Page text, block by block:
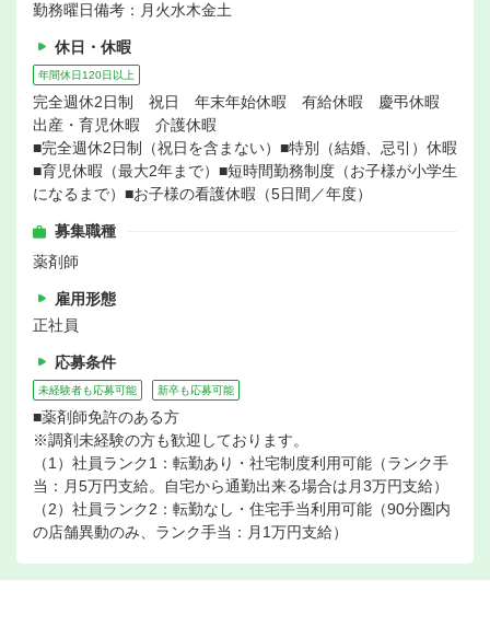
勤務曜日備考：月火水木金土
休日・休暇
年間休日120日以上
完全週休2日制 祝日 年末年始休暇 有給休暇 慶弔休暇
出産・育児休暇 介護休暇
■完全週休2日制（祝日を含まない）■特別（結婚、忌引）休暇
■育児休暇（最大2年まで）■短時間勤務制度（お子様が小学生
になるまで）■お子様の看護休暇（5日間／年度）
募集職種
薬剤師
雇用形態
正社員
応募条件
未経験者も応募可能 新卒も応募可能
■薬剤師免許のある方
※調剤未経験の方も歓迎しております。
（1）社員ランク1：転勤あり・社宅制度利用可能（ランク手
当：月5万円支給。自宅から通勤出来る場合は月3万円支給）
（2）社員ランク2：転勤なし・住宅手当利用可能（90分圏内
の店舗異動のみ、ランク手当：月1万円支給）